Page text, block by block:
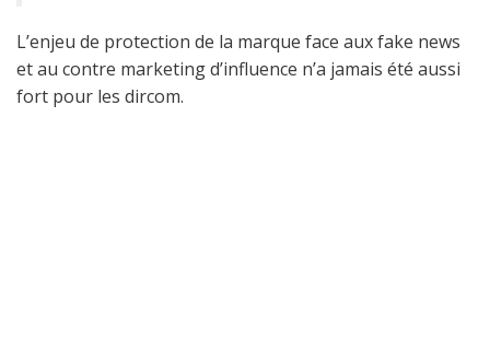
L’enjeu de protection de la marque face aux fake news
et au contre marketing d’influence n’a jamais été aussi
fort pour les dircom.